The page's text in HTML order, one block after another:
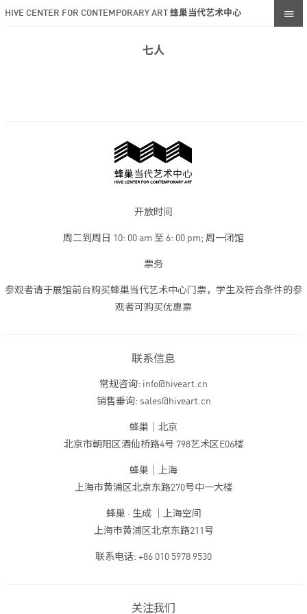
HIVE CENTER FOR CONTEMPORARY ART 蜂巢当代艺术中心
七人
开放时间
周二到周日 10: 00 am 至 6: 00 pm; 周一闭馆
票务
参观者请于展馆前台购买蜂巢当代艺术中心门票，学生及符合条件的参
观者可购买优惠票
联系信息
常规咨询: info@hiveart.cn
销售垂询: sales@hiveart.cn
蜂巢｜北京
北京市朝阳区酒仙桥路4号 798艺术区E06楼
蜂巢｜上海
上海市黄浦区北京东路270号中一大楼
蜂巢 · 生成 ｜上海空间
上海市黄浦区北京东路211号
联系电话: +86 010 5978 9530
关注我们